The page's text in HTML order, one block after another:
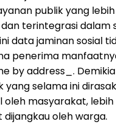
publik yang lebih
terintegrasi dalam
data jaminan sosial
penerima
by address_.
yang selama ini
oleh masyarakat,
oleh warga.